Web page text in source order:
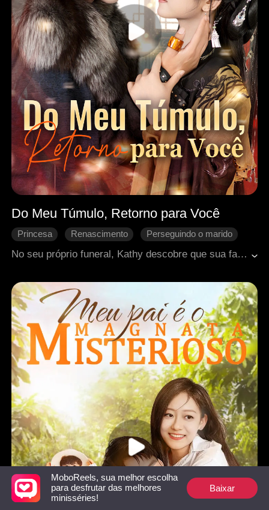
Do Meu Túmulo, Retorno para Você
Princesa Renascimento
Perseguindo o marido
Mal-entendido
Romance antigo
No seu próprio funeral, Kathy descobre que sua família e noivo a envenenaram para ficar com a herança de sua mãe. Ela testemunha Alan eliminar os traidores e cometer suicídio. Renascida no dia em que deveria aceitar Vance, Kathy rompe o noivado, dá-lhe um tapa e se decide a reconquistar Alan, o homem que a amou acima de tudo.
MoboReels, sua melhor escolha
para desfrutar das melhores
minisséries!
Baixar